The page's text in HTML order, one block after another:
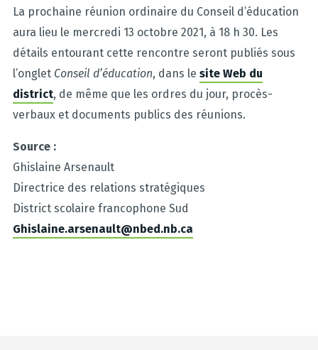
La prochaine réunion ordinaire du Conseil d’éducation
aura lieu le mercredi 13 octobre 2021, à 18 h 30. Les
détails entourant cette rencontre seront publiés sous
l’onglet Conseil d’éducation, dans le site Web du
district, de même que les ordres du jour, procès-
verbaux et documents publics des réunions.
Source :
Ghislaine Arsenault
Directrice des relations stratégiques
District scolaire francophone Sud
Ghislaine.arsenault@nbed.nb.ca